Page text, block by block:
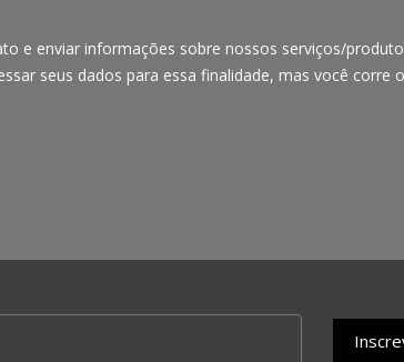
e enviar informações sobre nossos serviços/
seus dados para essa finalidade, mas você corre